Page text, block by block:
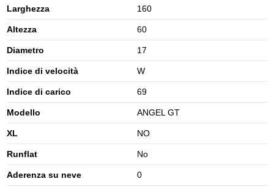
Larghezza 160
Altezza 60
Diametro 17
Indice di velocità W
Indice di carico 69
Modello ANGEL GT
XL NO
Runflat No
Aderenza su neve 0